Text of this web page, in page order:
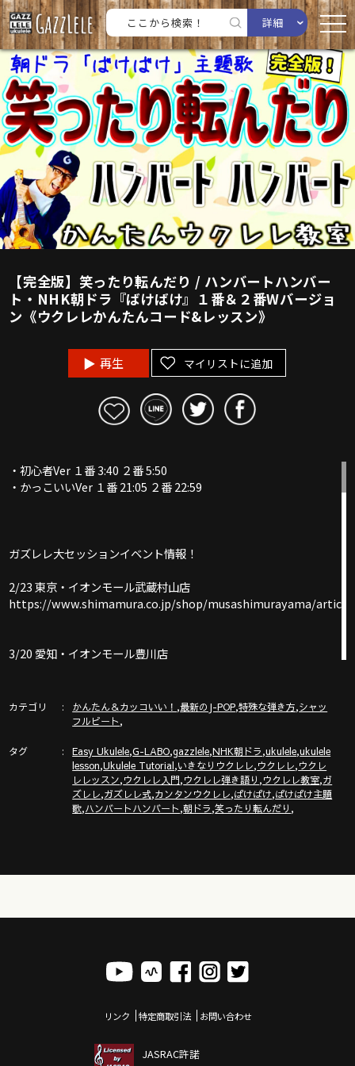
詳細
【完全版】笑ったり転んだり / ハンバートハンバー
ト・NHK朝ドラ『ばけばけ』１番＆２番Wバージョ
ン《ウクレレかんたんコード&レッスン》
再生 マイリストに追加
・初心者Ver １番 3:40 ２番 5:50
・かっこいいVer １番 21:05 ２番 22:59
ガズレレ大セッションイベント情報！
2/23 東京・イオンモール武蔵村山店
https://www.shimamura.co.jp/shop/musashimurayama/
3/20 愛知・イオンモール豊川店
▶︎▶︎ガズの新刊「ハンディー版③」予約スタート！Tシャツセッ
https://gazzlele.com/2025-1219/
https://gazzlele.com/beginner/
トラップ・水引・Tシャツ・トートなどはココ
カテゴリ かんたん＆カッコいい！ ,最新のJ-POP,特殊な弾き方,シャッ
フルビート,
タグ Easy Ukulele,G-LABO,gazzlele,NHK朝ドラ,ukulele,ukulele
lesson,Ukulele Tutorial,いきなりウクレレ,ウクレレ,ウクレ
レレッスン,ウクレレ入門,ウクレレ弾き語り ,ウクレレ教室,ガ
ズレレ,ガズレレ式,カンタンウクレレ,ばけばけ,ばけばけ主題
歌,ハンバートハンバート,朝ドラ,笑ったり転んだり ,
リンク 特定商取引法 お問い合わせ
JASRAC許諾